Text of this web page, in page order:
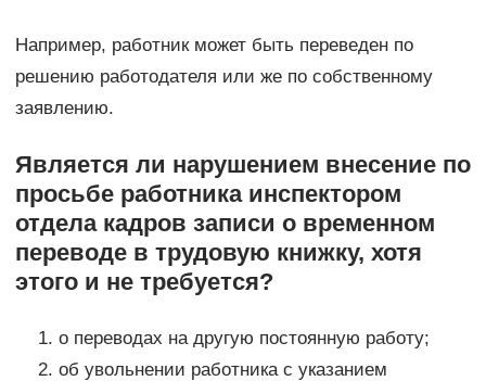
Например, работник может быть переведен по
решению работодателя или же по собственному
заявлению.
Является ли нарушением внесение по
просьбе работника инспектором
отдела кадров записи о временном
переводе в трудовую книжку, хотя
этого и не требуется?
о переводах на другую постоянную работу;
об увольнении работника с указанием